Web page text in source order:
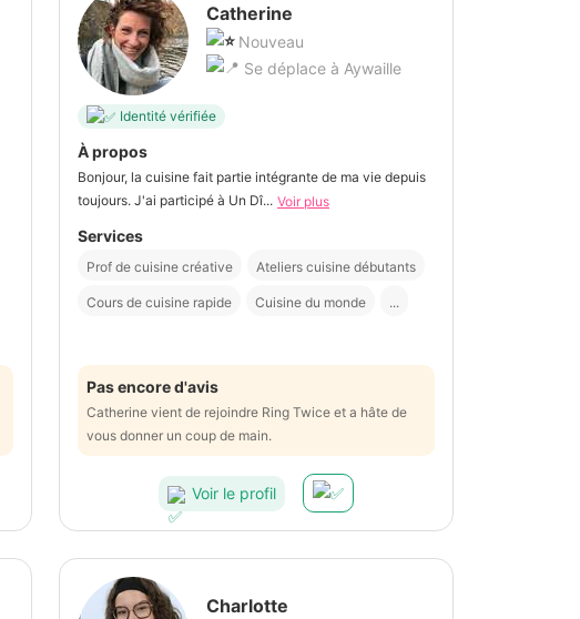
Catherine
Nouveau
Se déplace à Aywaille
Identité vérifiée
À propos
Bonjour, la cuisine fait partie intégrante de ma vie depuis
toujours. J'ai participé à Un Dî... Voir plus
Services
Prof de cuisine créative Ateliers cuisine débutants
Cours de cuisine rapide Cuisine du monde ...
Pas encore d'avis
Catherine vient de rejoindre Ring Twice et a hâte de
vous donner un coup de main.
Voir le profil
Charlotte